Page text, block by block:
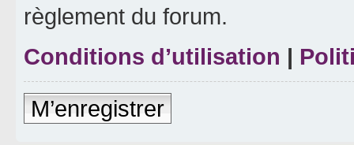
règlement du forum.
Conditions d’utilisation |
M’enregistrer